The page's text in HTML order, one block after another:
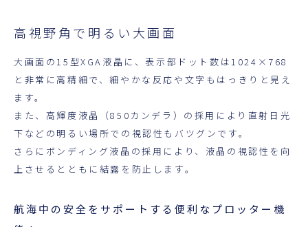
高視野角で明るい大画面
大画面の15型XGA液晶に、表示部ドット数は1024×768
と非常に高精細で、細やかな反応や文字もはっきりと見え
ます。
また、高輝度液晶（850カンデラ）の採用により直射日光
下などの明るい場所での視認性もバツグンです。
さらにボンディング液晶の採用により、液晶の視認性を向
上させるとともに結露を防止します。
航海中の安全をサポートする便利なプロッター機